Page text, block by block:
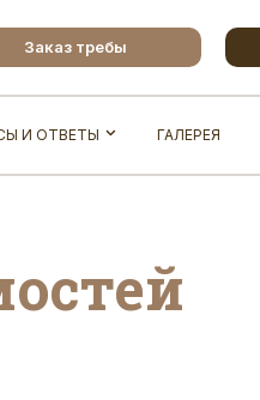
Заказ требы
И ОТВЕТЫ ГАЛЕРЕЯ